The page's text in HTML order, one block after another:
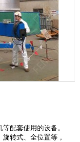
配套使用的设备。
转式、全位置等，